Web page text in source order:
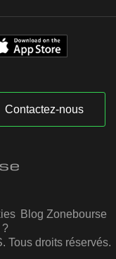
Contactez-nous
Blog Zonebourse
?
Tous droits réservés.